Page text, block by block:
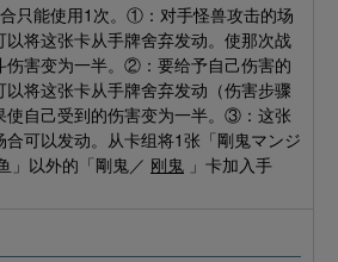
只能使用1次。①：对手怪兽攻击的场
将这张卡从手牌舍弃发动。使那次战
伤害变为一半。②：要给予自己伤害的
将这张卡从手牌舍弃发动（伤害步骤
使自己受到的伤害变为一半。③：这张
可以发动。从卡组将1张「剛鬼マンジ
」以外的「剛鬼／ 刚鬼 」卡加入手